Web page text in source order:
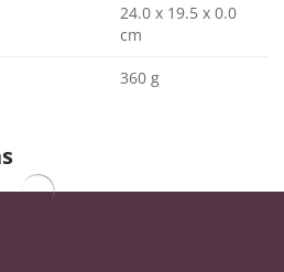
24.0 x 19.5 x 0.0
cm
360 g